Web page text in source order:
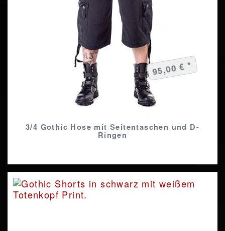
3/4 Gothic Hose mit Seitentaschen und D-
Ringen
95,00 € *